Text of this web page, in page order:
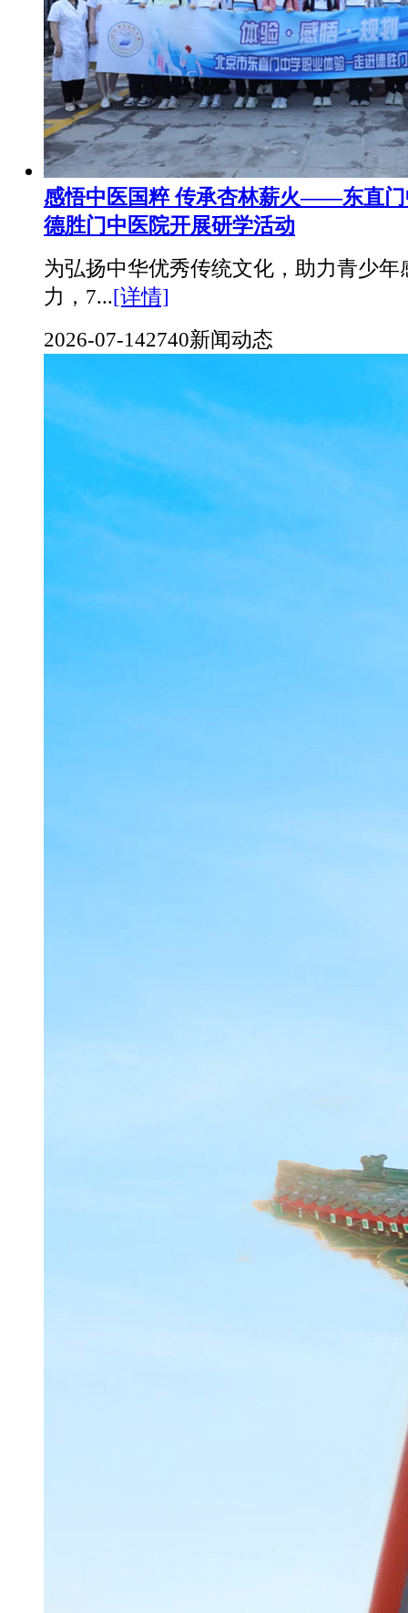
感悟中医国粹 传承杏林薪火——东直门
德胜门中医院开展研学活动
为弘扬中华优秀传统文化，助力青少年
力，7...[详情]
2026-07-142740新闻动态